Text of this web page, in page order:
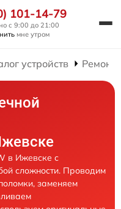
101-14-79
с 9:00 до 21:00
мне утром
устройств Ремонт
в Ижевске с
сложности. Проводим
заменяем